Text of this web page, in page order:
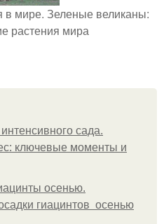
мире. Зеленые великаны:
растения мира
сада.
ключевые моменты и
осенью.
гиацинтов осенью